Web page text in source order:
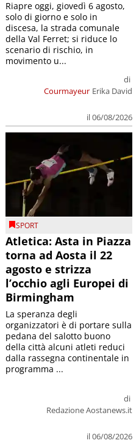
Courmayeur
di
Erika David
il 06/08/2026
Riapre oggi, giovedì 6 agosto,
solo di giorno e solo in
discesa, la strada comunale
della Val Ferret; si riduce lo
scenario di rischio, in
movimento u...
SPORT
Atletica: Asta in Piazza
torna ad Aosta il 22
agosto e strizza
l’occhio agli Europei di
Birmingham
di
Redazione Aostanews.it
il 06/08/2026
La speranza degli
organizzatori è di portare sulla
pedana del salotto buono
della città alcuni atleti reduci
dalla rassegna continentale in
programma ...